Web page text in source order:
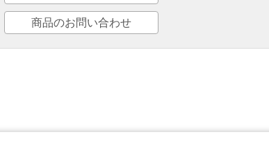
商品のお問い合わせ